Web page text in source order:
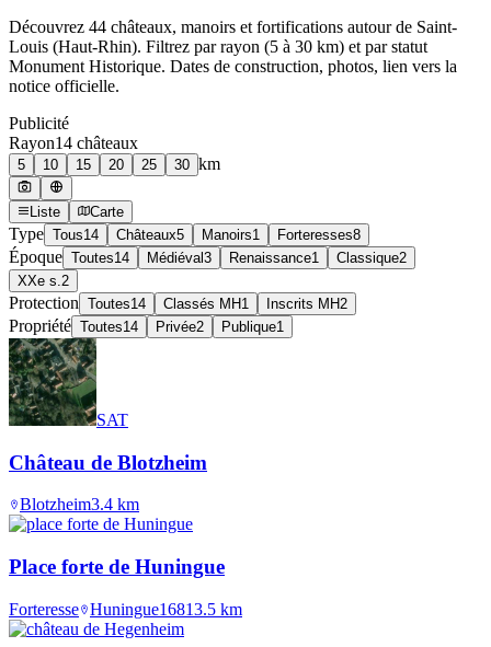
Découvrez 44 châteaux, manoirs et fortifications autour de Saint-
Louis (Haut-Rhin). Filtrez par rayon (5 à 30 km) et par statut
Monument Historique. Dates de construction, photos, lien vers la
notice officielle.
Publicité
Rayon14 châteaux
5 10 15 20 25 30 km
Liste Carte
Type Tous14 Châteaux5 Manoirs1 Forteresses8
Époque Toutes14 Médiéval 3 Renaissance1 Classique2
XXe s. 2
Protection Toutes14 Classés MH1 Inscrits MH2
Propriété Toutes14 Privée2 Publique1
SAT
Château de Blotzheim
Blotzheim3.4 km
Place forte de Huningue
Forteresse Huningue16813.5 km